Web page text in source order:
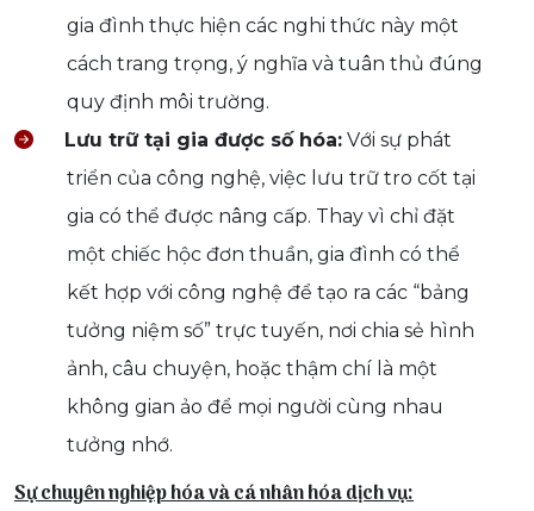
gia đình thực hiện các nghi thức này một
cách trang trọng, ý nghĩa và tuân thủ đúng
quy định môi trường.
Lưu trữ tại gia được số hóa: Với sự phát
triển của công nghệ, việc lưu trữ tro cốt tại
gia có thể được nâng cấp. Thay vì chỉ đặt
một chiếc hộc đơn thuần, gia đình có thể
kết hợp với công nghệ để tạo ra các “bảng
tưởng niệm số” trực tuyến, nơi chia sẻ hình
ảnh, câu chuyện, hoặc thậm chí là một
không gian ảo để mọi người cùng nhau
tưởng nhớ.
Sự chuyên nghiệp hóa và cá nhân hóa dịch vụ: